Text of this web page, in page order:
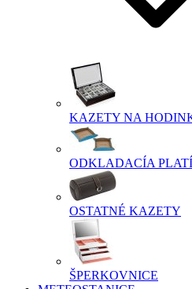
KAZETY NA
ODKLADACÍA
OSTATNÉ KAZETY
ŠPERKOVNICE